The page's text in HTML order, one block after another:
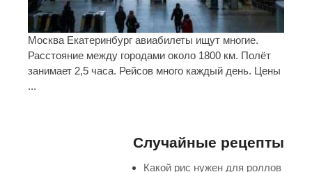
Москва Екатеринбург авиабилеты ищут многие.
Расстояние между городами около 1800 км. Полёт
занимает 2,5 часа. Рейсов много каждый день. Цены
...
Случайные рецепты
Какой рис нужен для роллов